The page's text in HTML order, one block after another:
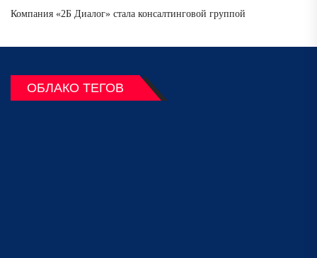
Компания «2Б Диалог» стала консалтинговой группой
ОБЛАКО ТЕГОВ